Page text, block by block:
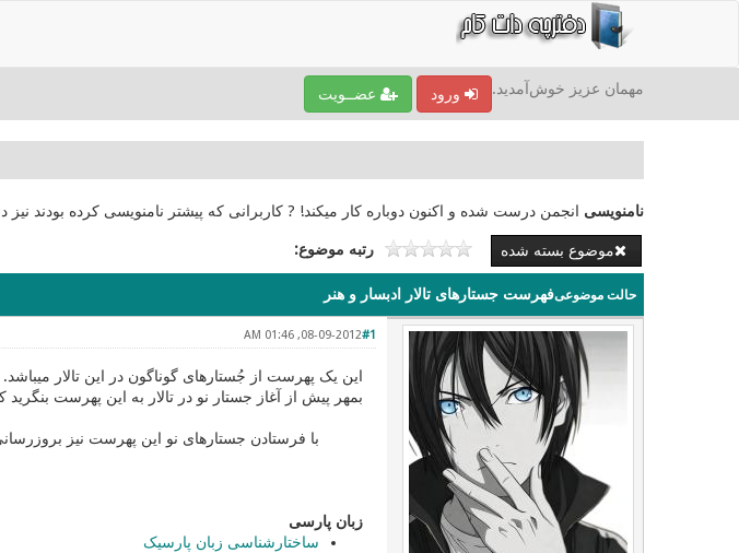
ورود عضــویت مهمان عزیز خوش‌آمدید.
نامنویسی انجمن درست شده و اکنون دوباره کار میکند! ? کاربرانی که پیشتر نامنویسی کرده بودند
موضوع بسته شده رتبه موضوع:
حالت موضوعیفهرست جستارهای تالار ادبسار و هنر
#1
08-09-2012, 01:46 AM
این یک پهرست از جُستارهای گوناگون در این تالار
بمهر پیش از آغاز جستار نو در تالار به این پهرست
با فرستادن جستارهای نو این پهرست نیز
زبان پارسی
ساختارشناسی زبان پارسیک